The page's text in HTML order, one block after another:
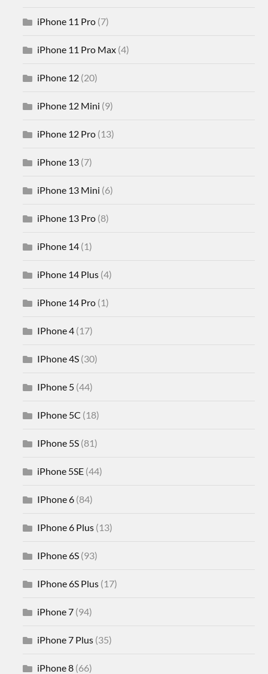
iPhone 11 Pro (7)
iPhone 11 Pro Max (4)
iPhone 12 (20)
iPhone 12 Mini (9)
iPhone 12 Pro (13)
iPhone 13 (7)
iPhone 13 Mini (6)
iPhone 13 Pro (8)
iPhone 14 (1)
iPhone 14 Plus (4)
iPhone 14 Pro (1)
IPhone 4 (17)
IPhone 4S (30)
IPhone 5 (44)
IPhone 5C (18)
IPhone 5S (81)
iPhone 5SE (44)
IPhone 6 (84)
IPhone 6 Plus (13)
IPhone 6S (93)
IPhone 6S Plus (17)
iPhone 7 (94)
iPhone 7 Plus (35)
iPhone 8 (66)